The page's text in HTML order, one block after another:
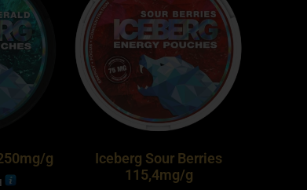
g
Iceberg Sour Berries
115,4mg/g